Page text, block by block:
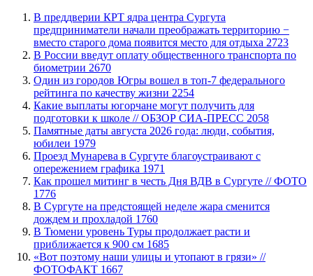
​В преддверии КРТ ядра центра Сургута
предприниматели начали преображать территорию −
вместо старого дома появится место для отдыха 2723
В России введут оплату общественного транспорта по
биометрии 2670
Один из городов Югры вошел в топ-7 федерального
рейтинга по качеству жизни 2254
Какие выплаты югорчане могут получить для
подготовки к школе // ОБЗОР СИА-ПРЕСС 2058
​Памятные даты августа 2026 года: люди, события,
юбилеи 1979
​Проезд Мунарева в Сургуте благоустраивают с
опережением графика 1971
Как прошел митинг в честь Дня ВДВ в Сургуте // ФОТО
1776
В Сургуте на предстоящей неделе жара сменится
дождем и прохладой 1760
В Тюмени уровень Туры продолжает расти и
приближается к 900 см 1685
«Вот поэтому наши улицы и утопают в грязи» //
ФОТОФАКТ 1667